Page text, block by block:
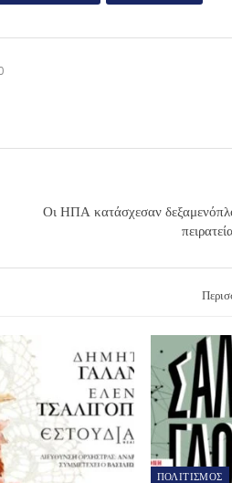
Οι ΗΠΑ κατάσχεσαν
ΠΟΛΙΤΙΣΜΟΣ